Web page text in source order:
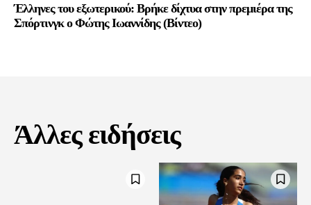
Έλληνες του εξωτερικού: Βρήκε δίχτυα στην πρεμιέρα της
Σπόρτινγκ ο Φώτης Ιωαννίδης (Βίντεο)
Άλλες ειδήσεις